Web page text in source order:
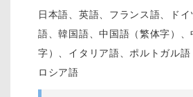
日本語、英語、フランス語、ド
語、韓国語、中国語（繁体字）
字）、イタリア語、ポルトガル語
ロシア語